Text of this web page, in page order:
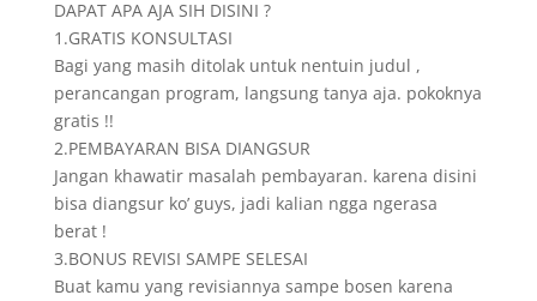
DAPAT APA AJA SIH DISINI ?
1.GRATIS KONSULTASI
Bagi yang masih ditolak untuk nentuin judul ,
perancangan program, langsung tanya aja. pokoknya
gratis !!
2.PEMBAYARAN BISA DIANGSUR
Jangan khawatir masalah pembayaran. karena disini
bisa diangsur ko’ guys, jadi kalian ngga ngerasa
berat !
3.BONUS REVISI SAMPE SELESAI
Buat kamu yang revisiannya sampe bosen karena